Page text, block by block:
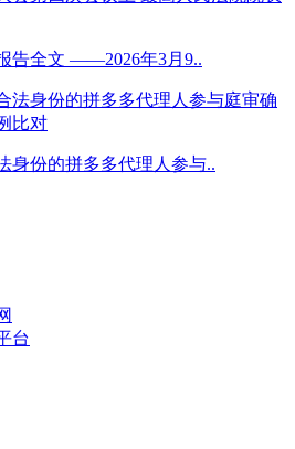
告全文 ——2026年3月9..
身份的拼多多代理人参与..
台